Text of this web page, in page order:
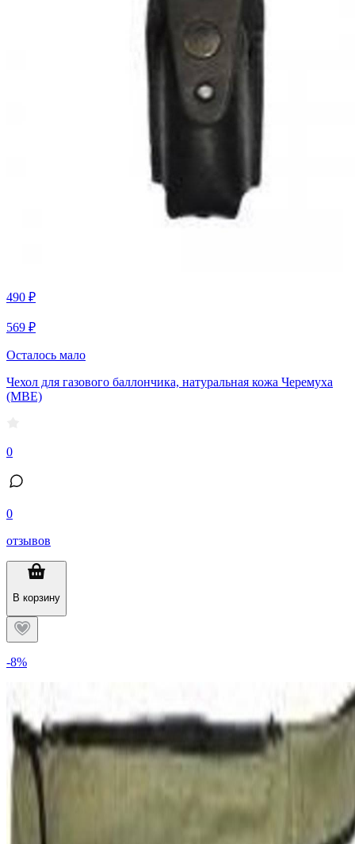
490 ₽
569 ₽
Осталось мало
Чехол для газового баллончика, натуральная кожа Черемуха
(МВЕ)
0
0
отзывов
В корзину
-8%